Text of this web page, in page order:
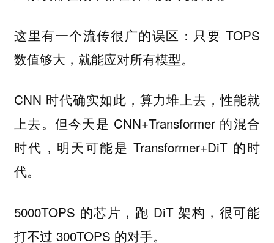
这里有一个流传很广的误区：只要 TOPS
数值够大，就能应对所有模型。
CNN 时代确实如此，算力堆上去，性能就
上去。但今天是 CNN+Transformer 的混合
时代，明天可能是 Transformer+DiT 的时
代。
5000TOPS 的芯片，跑 DiT 架构，很可能
打不过 300TOPS 的对手。